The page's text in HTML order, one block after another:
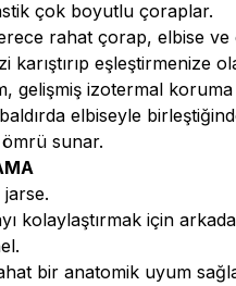
çok boyutlu çoraplar.
rahat çorap, elbise ve
karıştırıp eşleştirmenize
gelişmiş izotermal koruma
elbiseyle
sunar.
kolaylaştırmak için
bir anatomik uyum